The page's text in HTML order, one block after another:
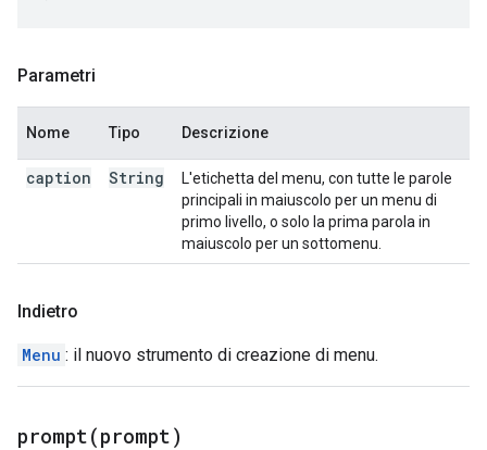
Parametri
Nome Tipo Descrizione
caption String
L'etichetta del menu, con tutte le parole
principali in maiuscolo per un menu di
primo livello, o solo la prima parola in
maiuscolo per un sottomenu.
Indietro
Menu : il nuovo strumento di creazione di menu.
prompt(prompt)